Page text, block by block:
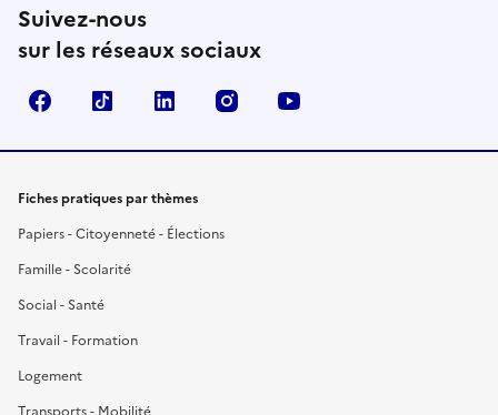
Suivez-nous
sur les réseaux sociaux
FacebookTikTok LinkedIn Instagram
Fiches pratiques par thèmes
Papiers - Citoyenneté - Élections
Famille - Scolarité
Social - Santé
Travail - Formation
Logement